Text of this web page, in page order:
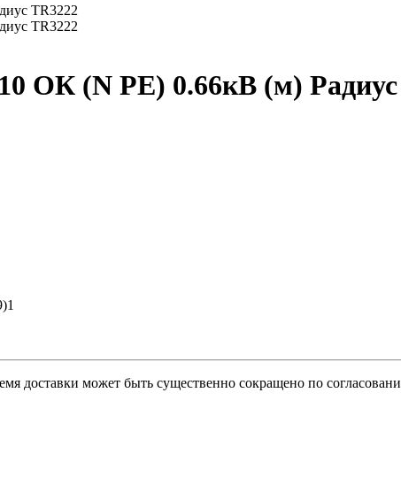
ОК (N PE) 0.66кВ (м) Радиус
доставки может быть существенно сокращено по